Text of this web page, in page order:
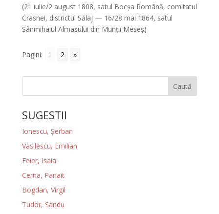
(21 iulie/2 august 1808, satul Bocşa Română, comitatul
Crasnei, districtul Sălaj — 16/28 mai 1864, satul
Sânmihaiul Almaşului din Munţii Meseş)
Pagini: 1 2 »
Caută
SUGESTII
Ionescu, Şerban
Vasilescu, Emilian
Feier, Isaia
Cerna, Panait
Bogdan, Virgil
Tudor, Sandu